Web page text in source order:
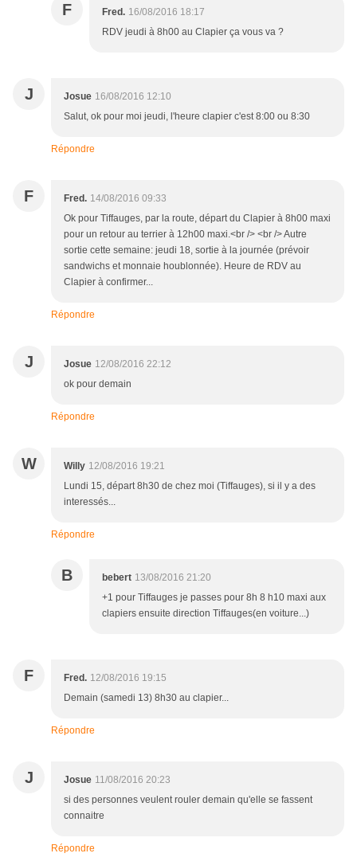
F Fred. 16/08/2016 18:17
RDV jeudi à 8h00 au Clapier ça vous va ?
J Josue 16/08/2016 12:10
Salut, ok pour moi jeudi, l'heure clapier c'est 8:00 ou 8:30
Répondre
F Fred. 14/08/2016 09:33
Ok pour Tiffauges, par la route, départ du Clapier à 8h00 maxi
pour un retour au terrier à 12h00 maxi.<br /> <br /> Autre
sortie cette semaine: jeudi 18, sortie à la journée (prévoir
sandwichs et monnaie houblonnée). Heure de RDV au
Clapier à confirmer...
Répondre
J Josue 12/08/2016 22:12
ok pour demain
Répondre
W Willy 12/08/2016 19:21
Lundi 15, départ 8h30 de chez moi (Tiffauges), si il y a des
interessés...
Répondre
B bebert 13/08/2016 21:20
+1 pour Tiffauges je passes pour 8h 8 h10 maxi aux
clapiers ensuite direction Tiffauges(en voiture...)
F Fred. 12/08/2016 19:15
Demain (samedi 13) 8h30 au clapier...
Répondre
J Josue 11/08/2016 20:23
si des personnes veulent rouler demain qu'elle se fassent
connaitre
Répondre